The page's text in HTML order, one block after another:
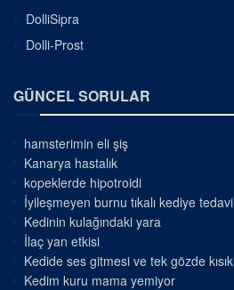
DolliSipra
Dolli-Prost
GÜNCEL SORULAR
hamsterimin eli şiş
Kanarya hastalık
kopeklerde hipotroidi
İyileşmeyen burnu tıkalı kediye tedavi
Kedinin kulağındaki yara
İlaç yan etkisi
Kedide ses gitmesi ve tek gözde
Kedim kuru mama yemiyor